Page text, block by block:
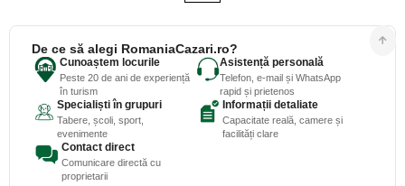
De ce să alegi RomaniaCazari.ro?
Cunoaștem locurile
Peste 20 de ani de experiență
în turism
Asistență personală
Telefon, e-mail și WhatsApp
rapid și prietenos
Specialiști în grupuri
Tabere, școli, sport,
evenimente
Informații detaliate
Capacitate reală, camere și
facilități clare
Contact direct
Comunicare directă cu
proprietarii